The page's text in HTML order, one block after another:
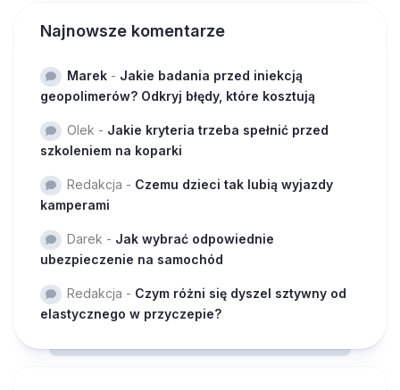
Najnowsze komentarze
Marek - Jakie badania przed iniekcją
geopolimerów? Odkryj błędy, które kosztują
Olek - Jakie kryteria trzeba spełnić przed
szkoleniem na koparki
Redakcja - Czemu dzieci tak lubią wyjazdy
kamperami
Darek - Jak wybrać odpowiednie
ubezpieczenie na samochód
Redakcja - Czym różni się dyszel sztywny od
elastycznego w przyczepie?